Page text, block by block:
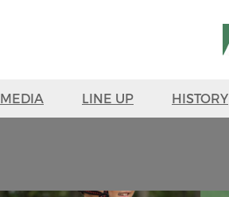
MEDIA LINE UP HISTORY